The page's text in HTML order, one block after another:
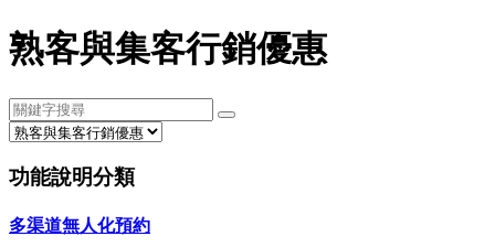
熟客與集客行銷優惠
功能說明分類
多渠道無人化預約